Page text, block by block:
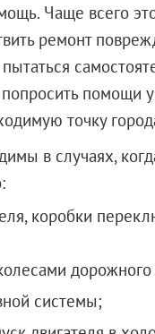
Чаще всего
ремонт
попросить помощи
точку
в случаях,
коробки
дорожного
системы;